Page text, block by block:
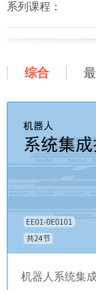
系列课程：
综合
机器人系统集